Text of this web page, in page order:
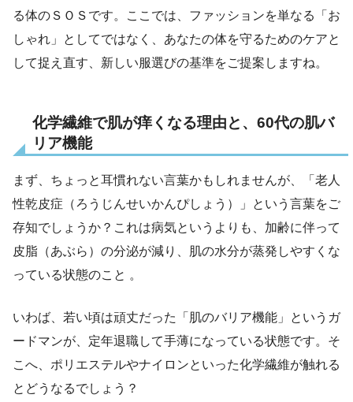
る体のＳＯＳです。ここでは、ファッションを単なる「お
しゃれ」としてではなく、あなたの体を守るためのケアと
して捉え直す、新しい服選びの基準をご提案しますね。
化学繊維で肌が痒くなる理由と、60代の肌バ
リア機能
まず、ちょっと耳慣れない言葉かもしれませんが、「老人
性乾皮症（ろうじんせいかんぴしょう）」という言葉をご
存知でしょうか？これは病気というよりも、加齢に伴って
皮脂（あぶら）の分泌が減り、肌の水分が蒸発しやすくな
っている状態のこと 。
いわば、若い頃は頑丈だった「肌のバリア機能」というガ
ードマンが、定年退職して手薄になっている状態です。そ
こへ、ポリエステルやナイロンといった化学繊維が触れる
とどうなるでしょう？